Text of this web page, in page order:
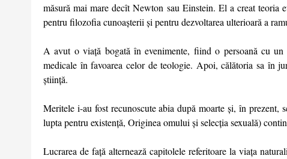
măsură mai mare decît Newton sau Einstein. El a creat teoria
pentru filozofia cunoaşterii şi pentru dezvoltarea ulterioară a
A avut o viaţă bogată în evenimente, fiind o persoană cu
medicale în favoarea celor de teologie. Apoi, călătoria sa în
ştiinţă.
Meritele i-au fost recunoscute abia după moarte şi, în prezent,
lupta pentru existenţă, Originea omului şi selecţia sexuală)
Lucrarea de faţă alternează capitolele referitoare la viaţa